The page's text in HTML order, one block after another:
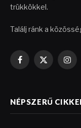
trükkökkel.
Találj ránk a
Facebook
X
NÉPSZERŰ